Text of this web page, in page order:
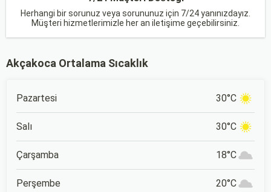
Herhangi bir sorunuz veya sorununuz için 7/24 yanınızdayız.
Müşteri hizmetlerimizle her an iletişime geçebilirsiniz.
Akçakoca Ortalama Sıcaklık
Pazartesi 30°C
Salı 30°C
Çarşamba 18°C
Perşembe 20°C